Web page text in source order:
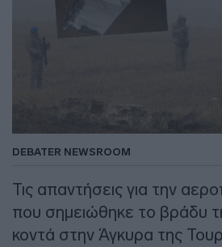
DEBATER NEWSROOM
Τις απαντήσεις για την
που σημειώθηκε το βράδυ
κοντά στην Άγκυρα της